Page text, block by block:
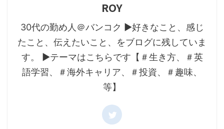
ROY
30代の勤め人＠バンコク ▶好きなこと、感じ
たこと、伝えたいこと、をブログに残していま
す。 ▶テーマはこちらです【＃生き方、＃英
語学習、＃海外キャリア、＃投資、＃趣味、
等】